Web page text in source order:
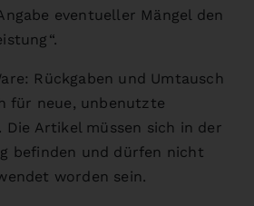
eventueller Mängel den
Rückgaben und Umtausch
für neue, unbenutzte
Die Artikel müssen sich in der
befinden und dürfen nicht
worden sein.